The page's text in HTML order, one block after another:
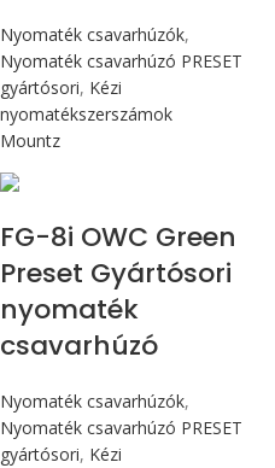
Nyomaték csavarhúzók,
Nyomaték csavarhúzó PRESET
gyártósori, Kézi
nyomatékszerszámok
Mountz
FG-8i OWC Green
Preset Gyártósori
nyomaték
csavarhúzó
Nyomaték csavarhúzók,
Nyomaték csavarhúzó PRESET
gyártósori, Kézi